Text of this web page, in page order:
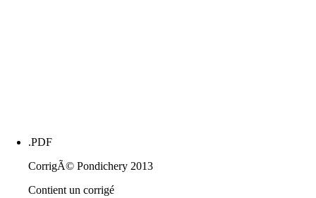
.PDF
CorrigÃ© Pondichery 2013
Contient un corrigé